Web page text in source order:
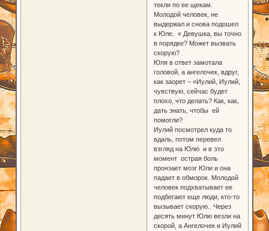
текли по ее щекам.
Молодой человек, не
выдержал и снова подошел
к Юле. « Девушка, вы точно
в порядке? Может вызвать
скорую?
Юля в ответ замотала
головой, а ангелочек, вдруг,
как заорет – «Иулий, Иулий,
чувствую, сейчас будет
плохо, что делать? Как, как,
дать знать, чтобы ей
помогли?
Иулий посмотрел куда то
вдаль, потом перевел
взгляд на Юлю и в это
момент острая боль
пронзает мозг Юли и она
падает в обморок. Молодой
человек подхватывает ее
подбегают еще люди, кто-то
вызывает скорую.. Через
десять минут Юлю везли на
скорой, а Ангелочек и Иулий